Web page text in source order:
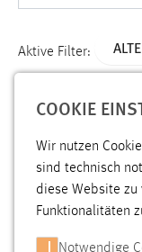
COOKIE
sind technisch
Funktionalitäten
Notwendige
Statistik
Marketing